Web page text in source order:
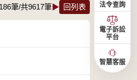
筆/共9617筆▶ 回列表 法令查詢
電子訴訟
平台
智慧客服